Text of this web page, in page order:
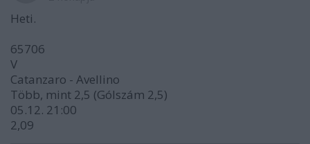
Heti.
65706
V
Catanzaro - Avellino
Több, mint 2,5 (Gólszám 2,5)
05.12. 21:00
2,09